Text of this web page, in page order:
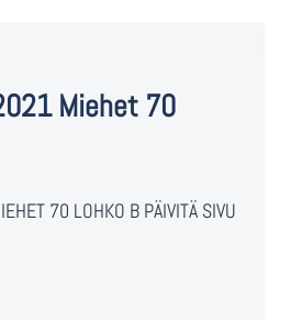
Miehet 70
70 LOHKO B PÄIVITÄ SIVU